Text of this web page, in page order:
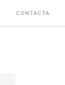
CONTACTA